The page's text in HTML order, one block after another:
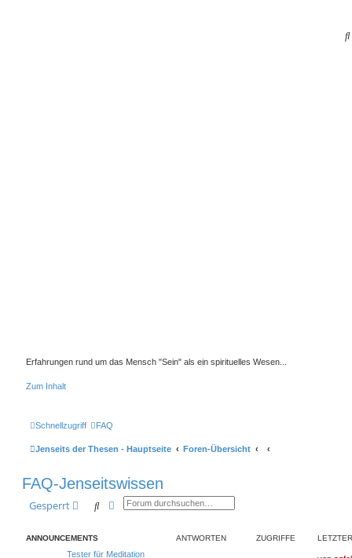
Erfahrungen rund um das Mensch "Sein" als ein spirituelles Wesen...
Zum Inhalt
Schnellzugriff FAQ
Jenseits der Thesen - Hauptseite Foren-Übersicht
FAQ-Jenseitswissen
Gesperrt SucheErweiterte Suche
ANNOUNCEMENTS ANTWORTEN ZUGRIFFE
Tester für Meditation